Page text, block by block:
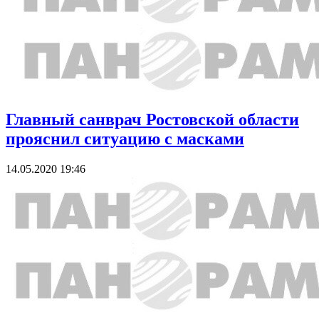
Главный санврач Ростовской области
прояснил ситуацию с масками
14.05.2020 19:46